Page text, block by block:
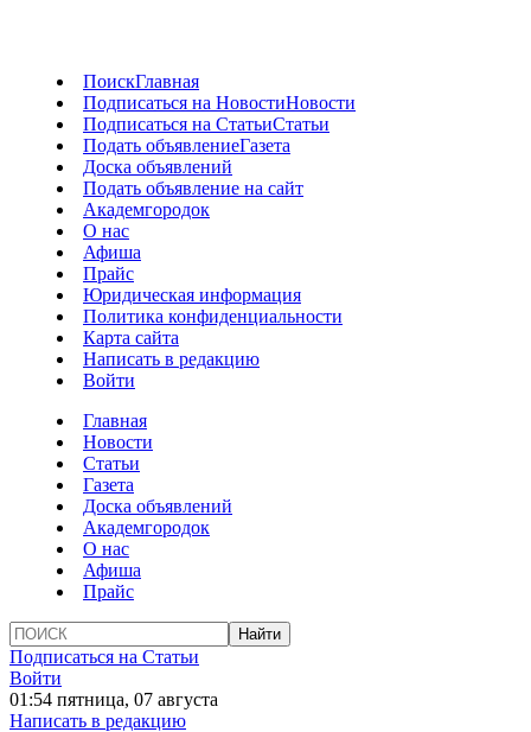
ПоискГлавная
Подписаться на НовостиНовости
Подписаться на СтатьиСтатьи
Подать объявлениеГазета
Доска объявлений
Подать объявление на сайт
Академгородок
О нас
Афиша
Прайс
Юридическая информация
Политика конфиденциальности
Карта сайта
Написать в редакцию
Войти
Главная
Новости
Статьи
Газета
Доска объявлений
Академгородок
О нас
Афиша
Прайс
Подписаться на Статьи
Войти
01:54 пятница, 07 августа
Написать в редакцию